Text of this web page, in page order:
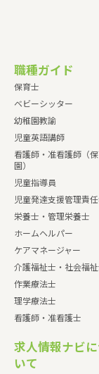
職種ガイド
保育士
ベビーシッター
幼稚園教諭
児童英語講師
看護師・准看護師（
園）
児童指導員
児童発達支援管理責
栄養士・管理栄養士
ホームヘルパー
ケアマネージャー
介護福祉士・社会福
作業療法士
理学療法士
看護師・准看護士
求人情報ナビ
いて